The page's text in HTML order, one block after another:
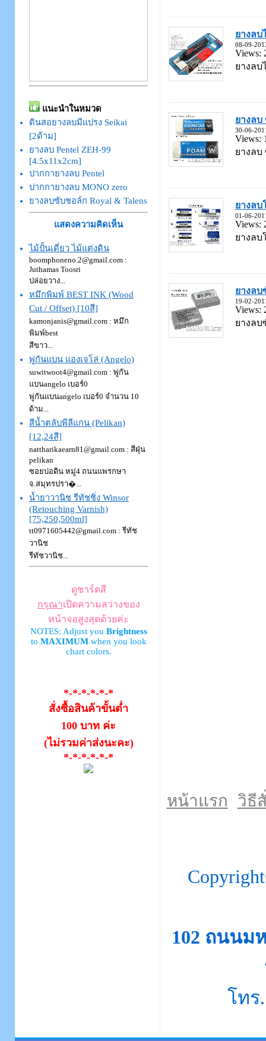
แนะนำในหมวด
ดินสอยางลบมีแปรง Seikai
[2ด้าม]
ยางลบ Pentel ZEH-99
[4.5x11x2cm]
ปากกายางลบ Pentel
ปากกายางลบ MONO zero
ยางลบซับชอล์ก Royal & Talens
แสดงความคิดเห็น
ไม้ปั้นเดี่ยว ไม้แต่งดิน
boomphoneno.2@gmail.com :
Juthamas Toosri
ปล่อยวาง...
หมึกพิมพ์ BEST INK (Wood
Cut / Offset) [10สี]
kamonjanis@gmail.com : หมึก
พิมพ์best
สีขาว...
พู่กันแบน แองเจโล่ (Angelo)
suwitwoot4@gmail.com : พู่กัน
แบนangelo เบอร์0
พู่กันแบนangelo เบอร์0 จำนวน 10
ด้าม...
สีน้ำตลับพีลีแกน (Pelikan)
[12,24สี]
nattharikaearn81@gmail.com : สีฝุ่น
pelikan
ซอยบ่อดิน หมู่4 ถนนแพรกษา
จ.สมุทรปรา�...
น้ำยาวานิช รีทัชชิ่ง Winsor
(Retouching Varnish)
[75,250,500ml]
tt0971605442@gmail.com : รีทัช
วานิช
รีทัชวานิช...
ดูชาร์ตสี
กรุณาเปิดความสว่างของ
หน้าจอสูงสุดด้วยค่ะ
NOTES: Adjust you Brightness
to MAXIMUMwhen you look
chart colors.
*-*-*-*-*-*
สั่งซื้อสินค้าขั้นต่ำ
100 บาท ค่ะ
(ไม่รวมค่าส่งนะคะ)
*-*-*-*-*-*
ยางลบ
08-09-
Views:
ยางลบ
ยางลบ
30-06-
Views:
ยางลบ
ยางลบ
01-06-
Views:
ยางลบ
ยางลบ
19-02-
Views:
ยางล
หน้าแรก วิธี
102 ถนนม
โทร